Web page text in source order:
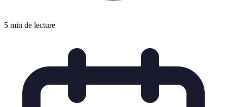
5 min de lecture